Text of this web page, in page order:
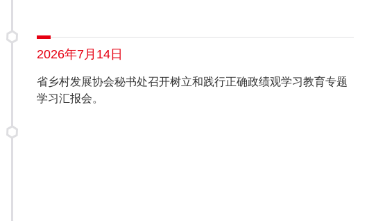
2026年7月14日
省乡村发展协会秘书处召开树立和践行正确政绩观学习教育专题
学习汇报会。